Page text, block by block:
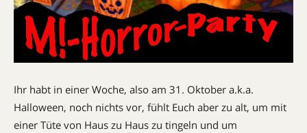
Ihr habt in einer Woche, also am 31. Oktober a.k.a.
Halloween, noch nichts vor, fühlt Euch aber zu alt, um mit
einer Tüte von Haus zu Haus zu tingeln und um